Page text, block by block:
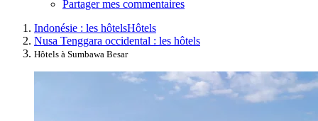
Partager mes commentaires
Indonésie : les hôtelsHôtels
Nusa Tenggara occidental : les hôtels
Hôtels à Sumbawa Besar